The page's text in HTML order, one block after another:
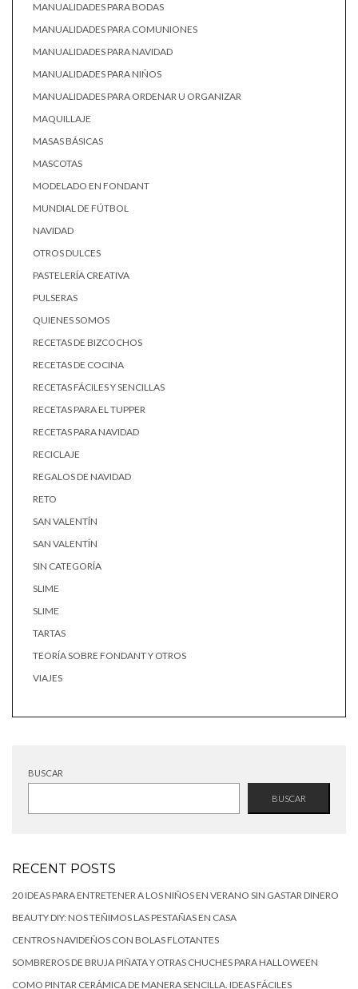
MANUALIDADES PARA BODAS
MANUALIDADES PARA COMUNIONES
MANUALIDADES PARA NAVIDAD
MANUALIDADES PARA NIÑOS
MANUALIDADES PARA ORDENAR U ORGANIZAR
MAQUILLAJE
MASAS BÁSICAS
MASCOTAS
MODELADO EN FONDANT
MUNDIAL DE FÚTBOL
NAVIDAD
OTROS DULCES
PASTELERÍA CREATIVA
PULSERAS
QUIENES SOMOS
RECETAS DE BIZCOCHOS
RECETAS DE COCINA
RECETAS FÁCILES Y SENCILLAS
RECETAS PARA EL TUPPER
RECETAS PARA NAVIDAD
RECICLAJE
REGALOS DE NAVIDAD
RETO
SAN VALENTÍN
SAN VALENTÍN
SIN CATEGORÍA
SLIME
SLIME
TARTAS
TEORÍA SOBRE FONDANT Y OTROS
VIAJES
BUSCAR
BUSCAR
RECENT POSTS
20 IDEAS PARA ENTRETENER A LOS NIÑOS EN VERANO SIN GASTAR DINERO
BEAUTY DIY: NOS TEÑIMOS LAS PESTAÑAS EN CASA
CENTROS NAVIDEÑOS CON BOLAS FLOTANTES
SOMBREROS DE BRUJA PIÑATA Y OTRAS CHUCHES PARA HALLOWEEN
COMO PINTAR CERÁMICA DE MANERA SENCILLA. IDEAS FÁCILES